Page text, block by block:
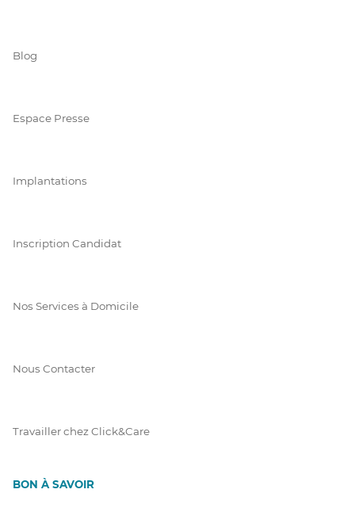
Blog
Espace Presse
Implantations
Inscription Candidat
Nos Services à Domicile
Nous Contacter
Travailler chez Click&Care
BON À SAVOIR